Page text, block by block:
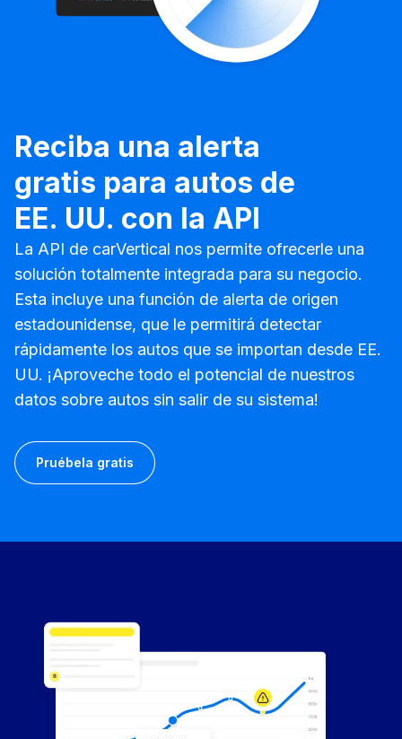
Reciba una alerta
gratis para autos de
EE. UU. con la API
La API de carVertical nos permite ofrecerle una
solución totalmente integrada para su negocio.
Esta incluye una función de alerta de origen
estadounidense, que le permitirá detectar
rápidamente los autos que se importan desde EE.
UU. ¡Aproveche todo el potencial de nuestros
datos sobre autos sin salir de su sistema!
Pruébela gratis